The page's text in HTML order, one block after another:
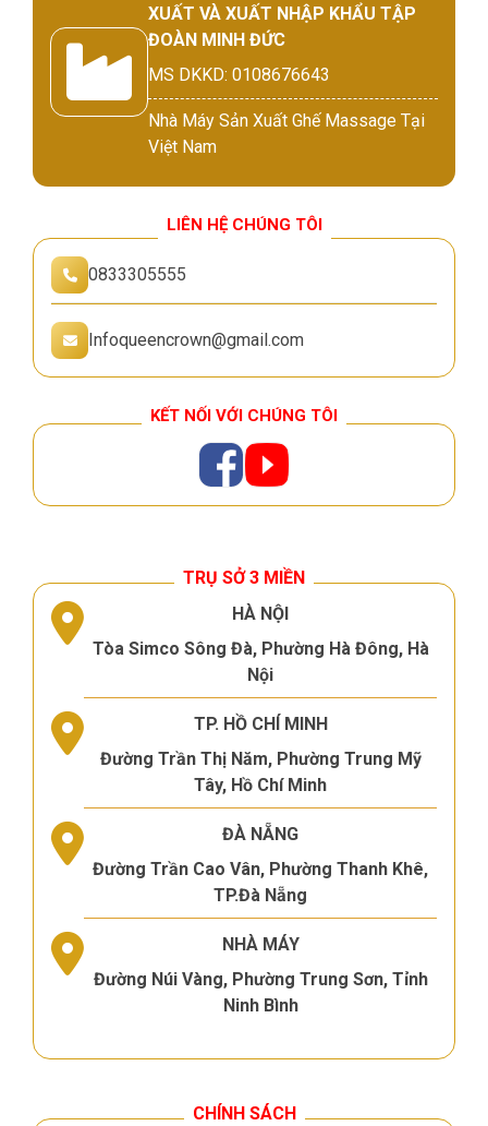
XUẤT VÀ XUẤT NHẬP KHẨU TẬP
ĐOÀN MINH ĐỨC
MS DKKD: 0108676643
Nhà Máy Sản Xuất Ghế Massage Tại
Việt Nam
LIÊN HỆ CHÚNG TÔI
0833305555
Infoqueencrown@gmail.com
KẾT NỐI VỚI CHÚNG TÔI
TRỤ SỞ 3 MIỀN
HÀ NỘI
Tòa Simco Sông Đà, Phường Hà Đông, Hà
Nội
TP. HỒ CHÍ MINH
Đường Trần Thị Năm, Phường Trung Mỹ
Tây, Hồ Chí Minh
ĐÀ NẴNG
Đường Trần Cao Vân, Phường Thanh Khê,
TP.Đà Nẵng
NHÀ MÁY
Đường Núi Vàng, Phường Trung Sơn, Tỉnh
Ninh Bình
CHÍNH SÁCH